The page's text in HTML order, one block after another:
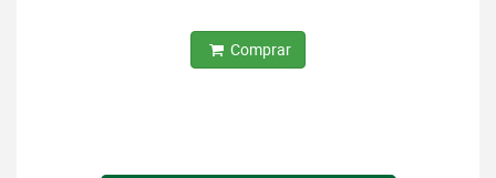
Comprar